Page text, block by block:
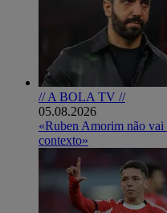
// A BOLA TV //
05.08.2026
«Ruben Amorim não vai
contexto»